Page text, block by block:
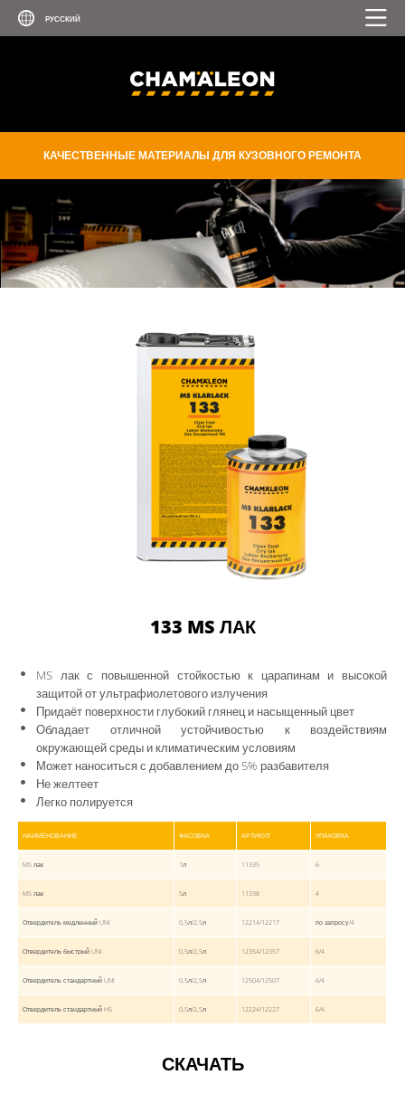
КАЧЕСТВЕННЫЕ МАТЕРИАЛЫ ДЛЯ КУЗОВНОГО РЕМОНТА
133 MS ЛАК
MS лак с повышенной стойкостью к царапинам и высокой
защитой от ультрафиолетового излучения
Придаёт поверхности глубокий глянец и насыщенный цвет
Обладает отличной устойчивостью к воздействиям
окружающей среды и климатическим условиям
Может наноситься с добавлением до 5% разбавителя
Не желтеет
Легко полируется
НАИМЕНОВАНИЕ ФАСОВКА АРТИКУЛ УПАКОВКА
MS лак 1л 11335 6
MS лак 5л 11338 4
Отвердитель медленный UNI 0,5л/2,5л 12214/12217 по запросу/4
Отвердитель быстрый UNI 0,5л/2,5л 12354/12357 6/4
Отвердитель стандартный UNI 0,5л/2,5л 12504/12507 6/4
Отвердитель стандартный HS 0,5л/2,5л 12224/12227 6/4
СКАЧАТЬ